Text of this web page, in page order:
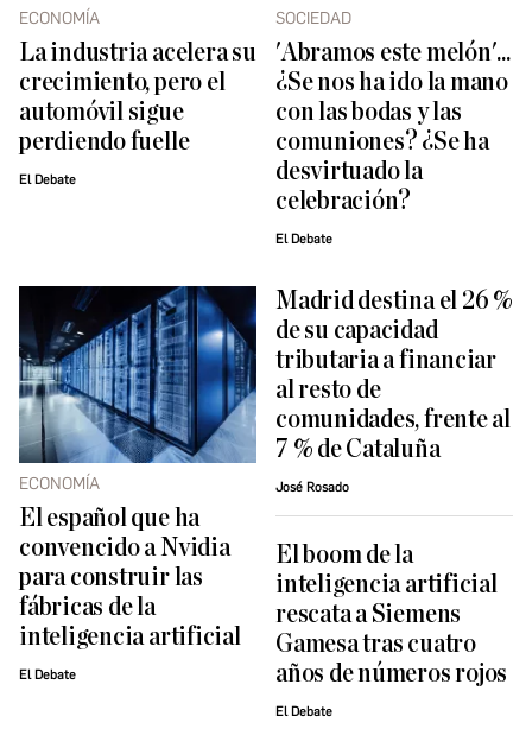
ECONOMÍA
La industria acelera su
crecimiento, pero el
automóvil sigue
perdiendo fuelle
El Debate
SOCIEDAD
'Abramos este melón'...
¿Se nos ha ido la mano
con las bodas y las
comuniones? ¿Se ha
desvirtuado la
celebración?
El Debate
ECONOMÍA
El español que ha
convencido a Nvidia
para construir las
fábricas de la
inteligencia artificial
El Debate
Madrid destina el 26 %
de su capacidad
tributaria a financiar
al resto de
comunidades, frente al
7 % de Cataluña
José Rosado
El boom de la
inteligencia artificial
rescata a Siemens
Gamesa tras cuatro
años de números rojos
El Debate